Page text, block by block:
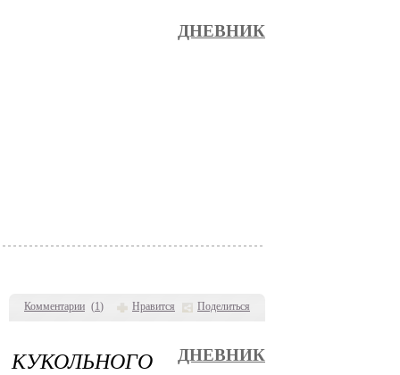
Комментарии (1) Нравится Поделиться
ДНЕВНИК
ДНЕВНИК